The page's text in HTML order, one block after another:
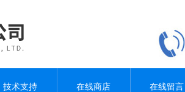
技术支持 在线商店 在线留言